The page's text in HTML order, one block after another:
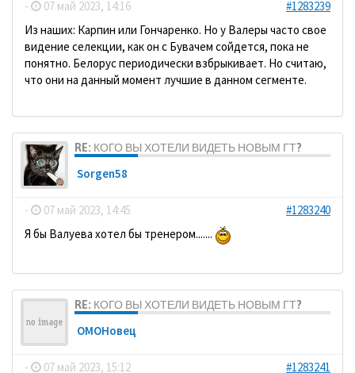
- 07 май 2023, 14:16
#1283239
Из наших: Карпин или Гончаренко. Но у Валеры часто свое
видение селекции, как он с Бувачем сойдется, пока не
понятно. Белорус периодически взбрыкивает. Но считаю,
что они на данный момент лучшие в данном сегменте.
RE: КОГО ВЫ ХОТЕЛИ ВИДЕТЬ НОВЫМ ГТ?
Sorgen58
- 07 май 2023, 14:45
#1283240
Я бы Валуева хотел бы тренером.......
RE: КОГО ВЫ ХОТЕЛИ ВИДЕТЬ НОВЫМ ГТ?
ОМОНовец
- 07 май 2023, 15:12
#1283241